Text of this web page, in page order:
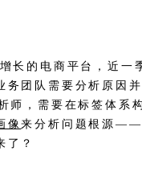
长的电商平台，近一
务团队需要分析原因
师，需要在标签体系
像来分析问题根源——
了？